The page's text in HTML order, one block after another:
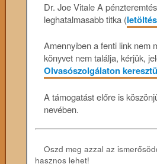
Dr. Joe Vitale A
leghatalmasabb titka (
Amennyiben a fenti link nem
könyvet nem találja, kérjük,
Olvasószolgálaton
A támogatást előre is
nevében.
Oszd meg azzal az
hasznos lehet!